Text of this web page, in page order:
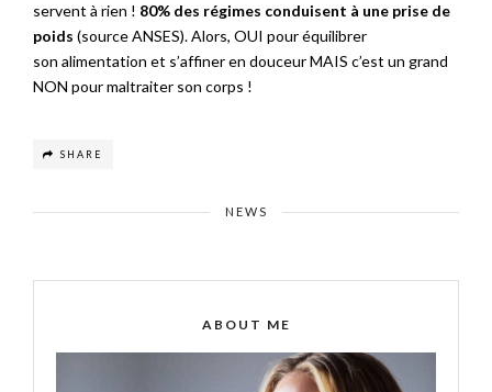
servent à rien ! 80% des régimes conduisent à une prise de
poids (source ANSES). Alors, OUI pour équilibrer
son alimentation et s’affiner en douceur MAIS c’est un grand
NON pour maltraiter son corps !
SHARE
NEWS
ABOUT ME